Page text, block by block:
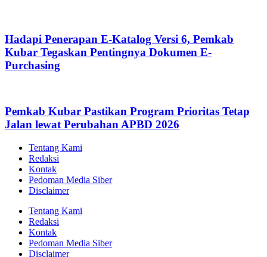
Hadapi Penerapan E-Katalog Versi 6, Pemkab
Kubar Tegaskan Pentingnya Dokumen E-
Purchasing
Pemkab Kubar Pastikan Program Prioritas Tetap
Jalan lewat Perubahan APBD 2026
Tentang Kami
Redaksi
Kontak
Pedoman Media Siber
Disclaimer
Tentang Kami
Redaksi
Kontak
Pedoman Media Siber
Disclaimer